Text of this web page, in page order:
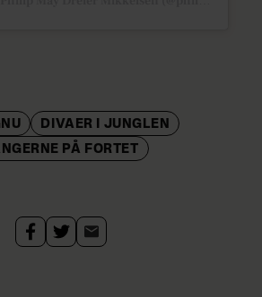
DIVAER I JUNGLEN
PÅ FORTET